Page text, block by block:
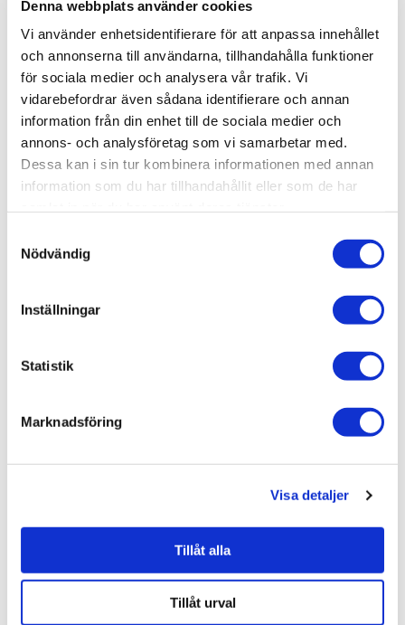
Denna webbplats använder cookies
Vi använder enhetsidentifierare för att anpassa innehållet
och annonserna till användarna, tillhandahålla funktioner
för sociala medier och analysera vår trafik. Vi
vidarebefordrar även sådana identifierare och annan
information från din enhet till de sociala medier och
annons- och analysföretag som vi samarbetar med.
Dessa kan i sin tur kombinera informationen med annan
information som du har tillhandahållit eller som de har
Nödvändig
Inställningar
Statistik
Marknadsföring
Visa detaljer
Tillåt alla
Tillåt urval
Produktinformation
SKU / artikelnummer: 390240-INR
Varumärken /
INR
Vattenlås tv
ättställ
Varumärken / INR /
Öppen, Krom
990 kr
JUST NU!